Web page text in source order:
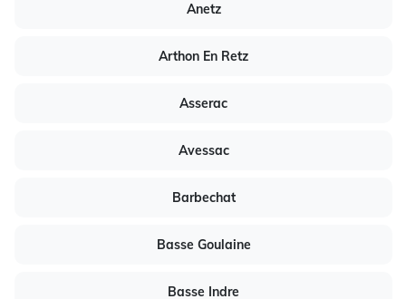
Anetz
Arthon En Retz
Asserac
Avessac
Barbechat
Basse Goulaine
Basse Indre